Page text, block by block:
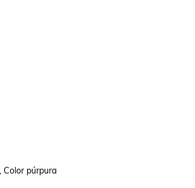
Color púrpura